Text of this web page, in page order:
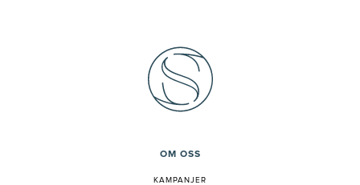
OM OSS
KAMPANJER